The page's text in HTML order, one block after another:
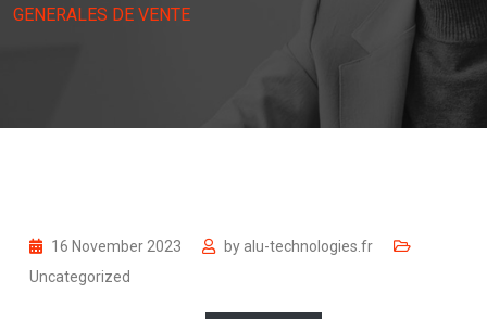
GENERALES DE VENTE
16 November 2023 by alu-technologies.fr
Uncategorized